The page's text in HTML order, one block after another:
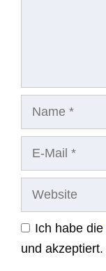
Website
Ich habe die
und akzeptiert.